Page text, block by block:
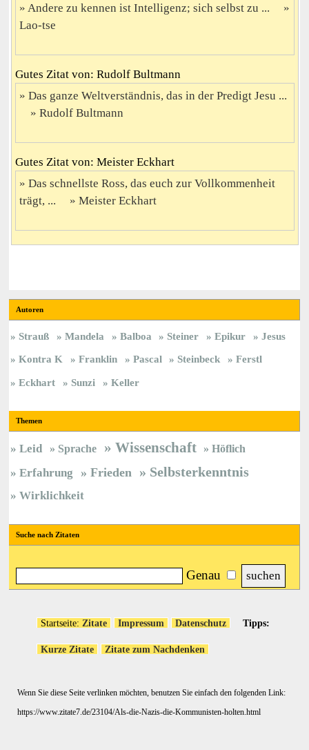
Andere zu kennen ist Intelligenz; sich selbst zu ...
Lao-tse
Gutes Zitat von: Rudolf Bultmann
Das ganze Weltverständnis, das in der Predigt Jesu ...
Rudolf Bultmann
Gutes Zitat von: Meister Eckhart
Das schnellste Ross, das euch zur Vollkommenheit
trägt, ...
Meister Eckhart
Autoren
Strauß Mandela Balboa Steiner Epikur
Jesus
Kontra K
Franklin Pascal Steinbeck
Ferstl
Eckhart
Sunzi Keller
Themen
Leid Sprache Wissenschaft
Höflich
Erfahrung
Frieden Selbsterkenntnis
Wirklichkeit
Suche nach Zitaten
Genau
Startseite: Zitate Impressum Datenschutz Tipps:
Kurze Zitate Zitate zum Nachdenken
Wenn Sie diese Seite verlinken möchten, benutzen Sie einfach den folgenden Link:
https://www.zitate7.de/23104/Als-die-Nazis-die-Kommunisten-holten.html